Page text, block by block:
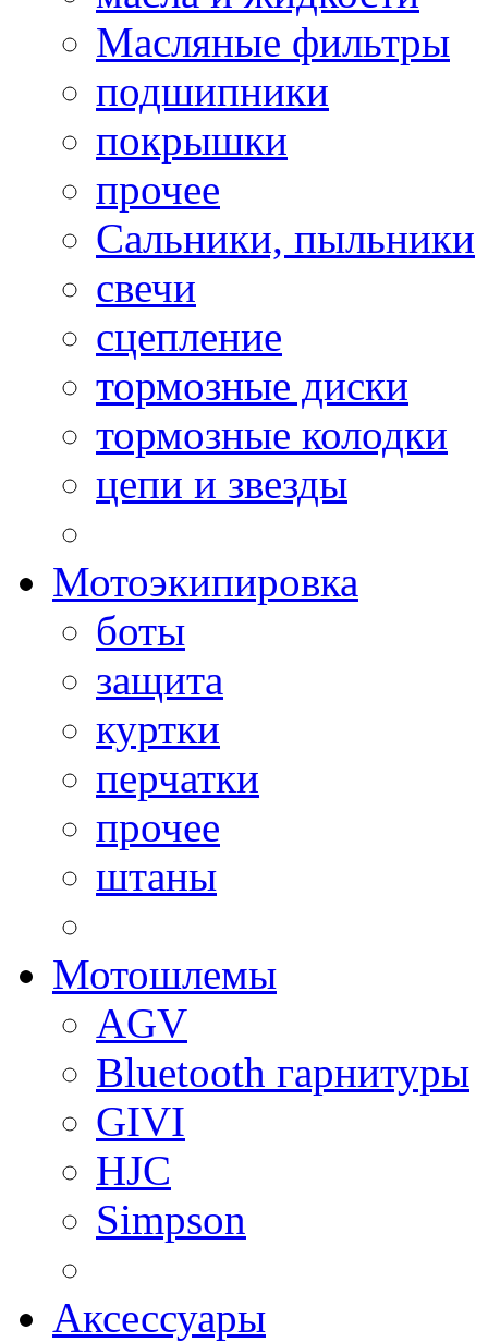
Масляные фильтры
подшипники
покрышки
прочее
Сальники, пыльники
свечи
сцепление
тормозные диски
тормозные колодки
цепи и звезды
Мотоэкипировка
боты
защита
куртки
перчатки
прочее
штаны
Мотошлемы
AGV
Bluetooth гарнитуры
GIVI
HJC
Simpson
Аксессуары